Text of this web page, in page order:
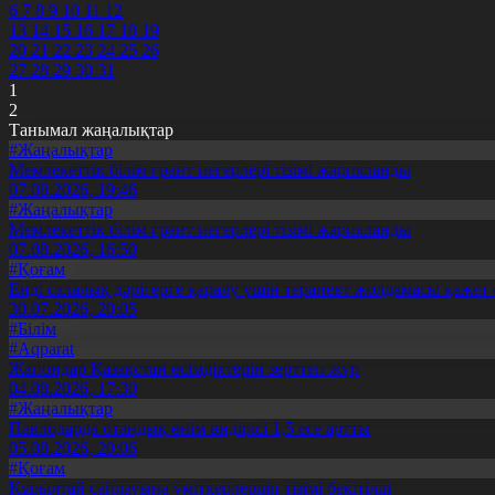
6 7 8 9 10 11 12
13 14 15 16 17 18 19
20 21 22 23 24 25 26
27 28 29 30 31
1
2
Танымал жаңалықтар
#Жаңалықтар
Мемлекеттік білім грант иегерлері тізімі жарияланды
07.08.2026, 19:46
#Жаңалықтар
Мемлекеттік білім грант иегерлері тізімі жарияланды
07.08.2026, 16:50
#Қоғам
Енді салалық дәрігерге қаралу үшін терапевт жолдамасы қажет
30.07.2026, 20:05
#Білім
#Aqparat
Жапондар Қазақстан өсімдіктерін зерттеп жүр
04.08.2026, 17:30
#Жаңалықтар
Павлодарда отандық өнім өндірісі 1,5 есе артты
05.08.2026, 20:06
#Қоғам
Құрылтай сайлауына үміткерлердің тізімі бекітілді